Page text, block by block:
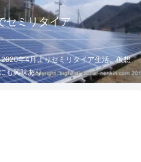
セミリタイア
年4月よりセミリタイア生活。仮想
も興味あり